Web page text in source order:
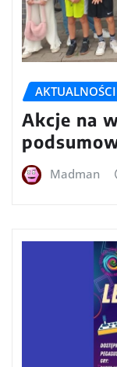
AKTUALNOŚCI
Akcje na
Madman